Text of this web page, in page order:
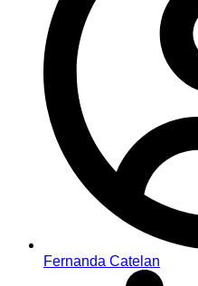
Fernanda Catelan